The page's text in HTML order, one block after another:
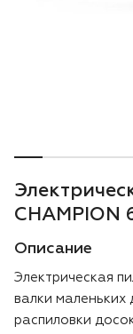
Генераторы
Скарификаторы
Мотопомпы
Подметальные
CHAMPION
Описание
Электрическая
валки маленьких
распиловки